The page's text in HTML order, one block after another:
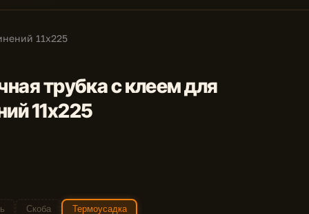
11х225
трубка с клеем для
11х225
Скоба Термоусадка